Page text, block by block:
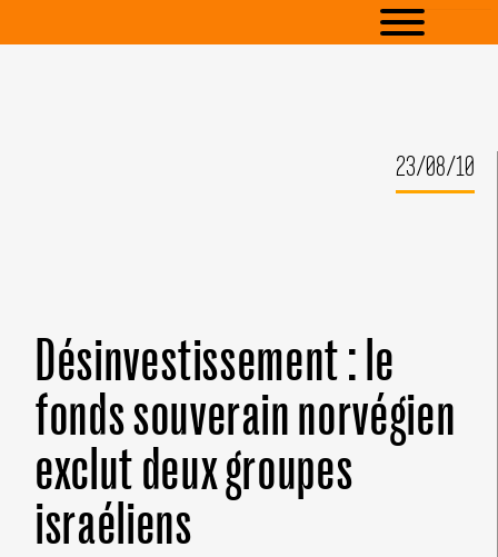
23/08/10
Désinvestissement : le
fonds souverain norvégien
exclut deux groupes
israéliens